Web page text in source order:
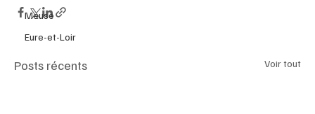
Meuse
Eure-et-Loir
Posts récents Voir tout